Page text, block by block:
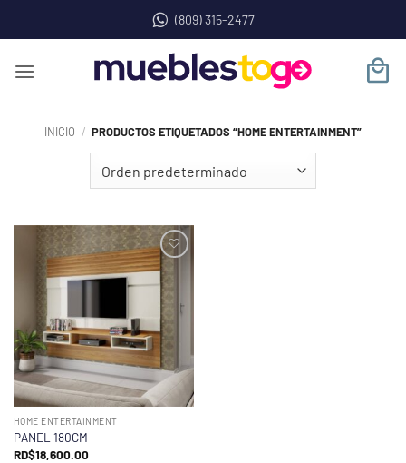
(809) 315-2477
INICIO / PRODUCTOS ETIQUETADOS “HOME ENTERTAINMENT”
HOME ENTERTAINMENT
PANEL 180CM
RD$18,600.00